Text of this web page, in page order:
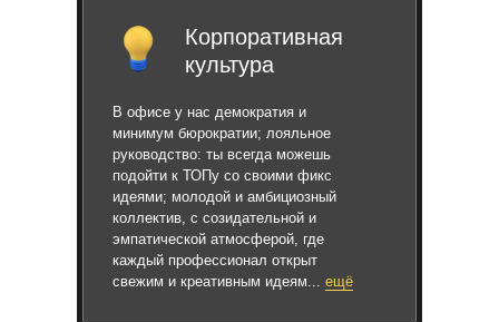
Корпоративная
культура
В офисе у нас демократия и
минимум бюрократии; лояльное
руководство: ты всегда можешь
подойти к ТОПу со своими фикс
идеями; молодой и амбициозный
коллектив, с созидательной и
эмпатической атмосферой, где
каждый профессионал открыт
свежим и креативным идеям... ещё